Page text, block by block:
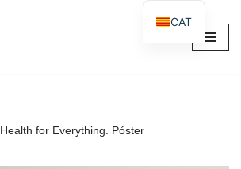
Health for Everything. Póster
CAT